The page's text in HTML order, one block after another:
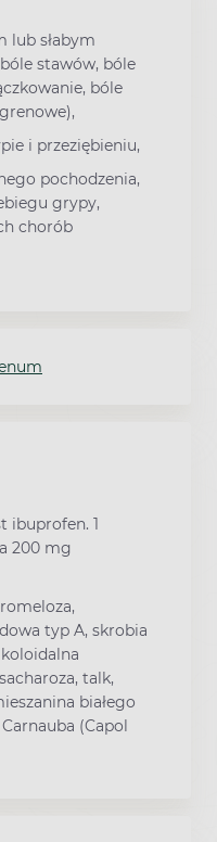
lub słabym
stawów, bóle
bóle
i przeziębieniu,
pochodzenia,
grypy,
chorób
ibuprofen. 1
200 mg
typ A, skrobia
talk,
białego
(Capol